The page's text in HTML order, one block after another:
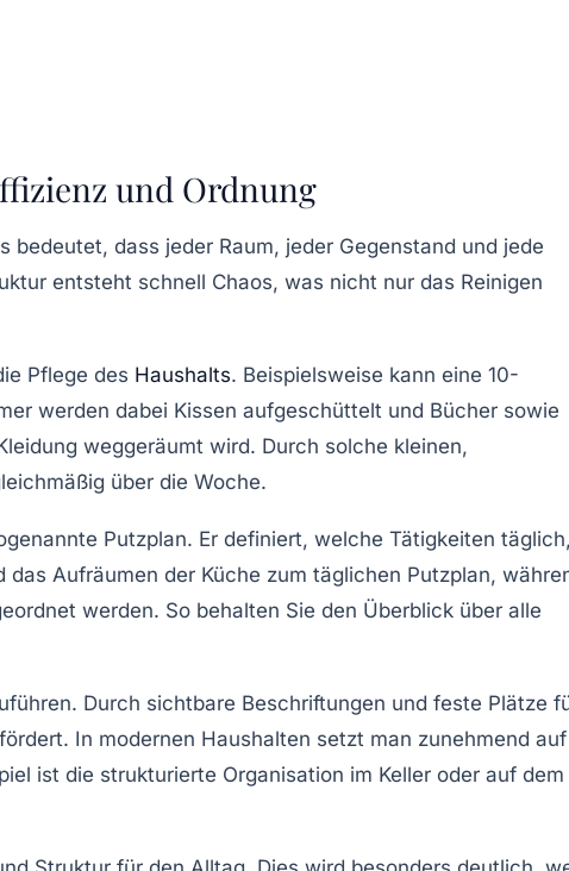
und Ordnung
dass jeder Raum, jeder Gegenstand und jede
entsteht schnell Chaos, was nicht nur das Reinigen
Pflege des Haushalts. Beispielsweise kann eine 10-
werden dabei Kissen aufgeschüttelt und Bücher sowie
weggeräumt wird. Durch solche kleinen,
über die Woche.
Putzplan. Er definiert, welche Tätigkeiten
Aufräumen der Küche zum täglichen Putzplan,
werden. So behalten Sie den Überblick über alle
Durch sichtbare Beschriftungen und feste Plätze
In modernen Haushalten setzt man zunehmend auf
ist die strukturierte Organisation im Keller oder auf dem